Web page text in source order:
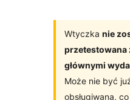
Wtyczka nie
przetestowana
głównymi
Może nie być
obsługiwana,